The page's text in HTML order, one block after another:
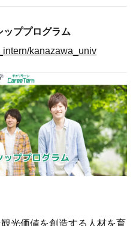
ッププログラム
kanazawa_univ
光価値を創造する人材を育